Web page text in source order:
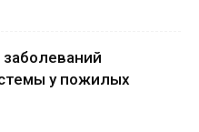
у пожилых